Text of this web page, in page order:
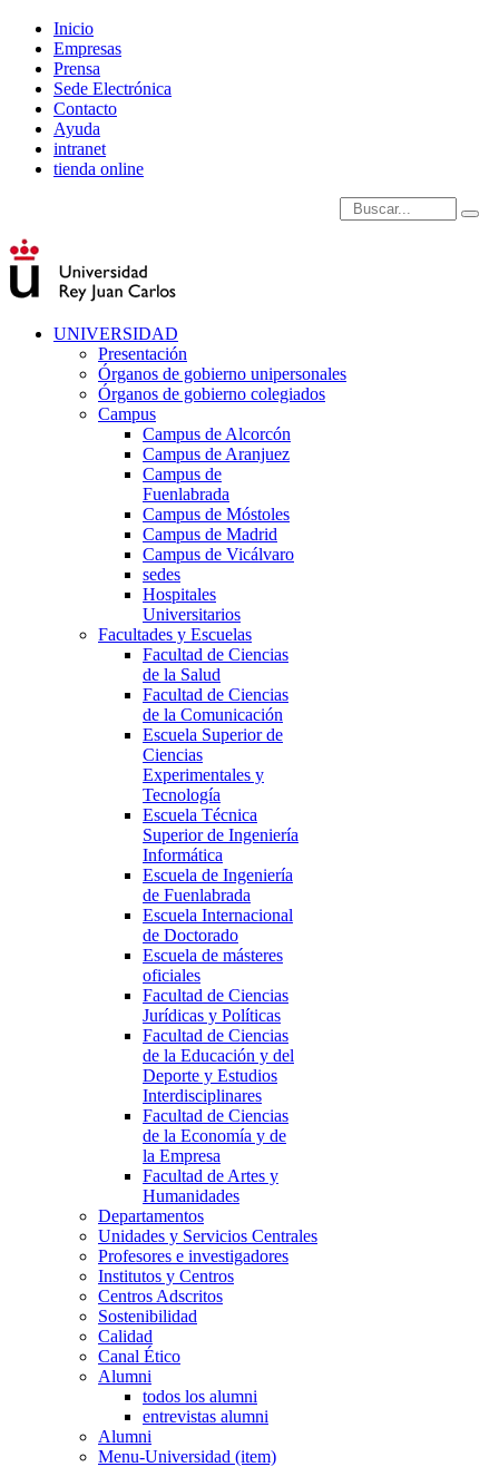
Inicio
Empresas
Prensa
Sede Electrónica
Contacto
Ayuda
intranet
tienda online
Introduce términos de
UNIVERSIDAD
Presentación
Órganos de gobierno unipersonales
Órganos de gobierno colegiados
Campus
Campus de Alcorcón
Campus de Aranjuez
Campus de
Fuenlabrada
Campus de Móstoles
Campus de Madrid
Campus de Vicálvaro
sedes
Hospitales
Universitarios
Facultades y Escuelas
Facultad de Ciencias
de la Salud
Facultad de Ciencias
de la Comunicación
Escuela Superior de
Ciencias
Experimentales y
Tecnología
Escuela Técnica
Superior de Ingeniería
Informática
Escuela de Ingeniería
de Fuenlabrada
Escuela Internacional
de Doctorado
Escuela de másteres
oficiales
Facultad de Ciencias
Jurídicas y Políticas
Facultad de Ciencias
de la Educación y del
Deporte y Estudios
Interdisciplinares
Facultad de Ciencias
de la Economía y de
la Empresa
Facultad de Artes y
Humanidades
Departamentos
Unidades y Servicios Centrales
Profesores e investigadores
Institutos y Centros
Centros Adscritos
Sostenibilidad
Calidad
Canal Ético
Alumni
todos los alumni
entrevistas alumni
Alumni
Menu-Universidad (item)